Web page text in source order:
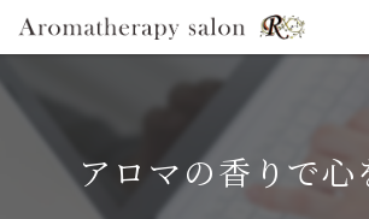
アロマの香りで心